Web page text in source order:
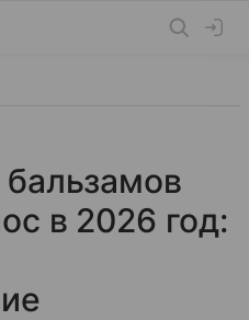
в 2026 год: